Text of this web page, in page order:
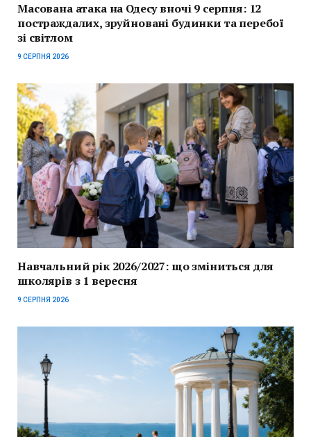
Масована атака на Одесу вночі 9 серпня: 12
постраждалих, зруйновані будинки та перебої
зі світлом
9 СЕРПНЯ 2026
Навчальний рік 2026/2027: що зміниться для
школярів з 1 вересня
9 СЕРПНЯ 2026